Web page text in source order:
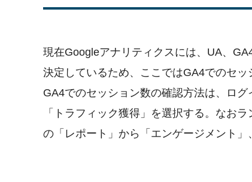
現在Googleアナリティクスには、UA、
決定しているため、ここではGA4でのセッ
GA4でのセッション数の確認方法は、ロ
「トラフィック獲得」を選択する。なお
の「レポート」から「エンゲージメント」